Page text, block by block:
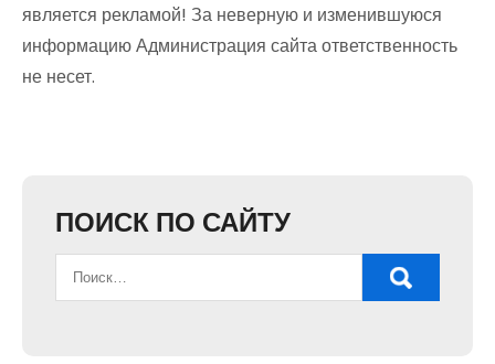
является рекламой! За неверную и изменившуюся
информацию Администрация сайта ответственность
не несет.
ПОИСК ПО САЙТУ